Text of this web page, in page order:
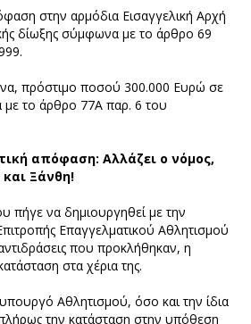
στην αρμόδια Εισαγγελική Αρχή
δίωξης σύμφωνα με το άρθρο 69
πρόστιμο ποσού 300.000 Ευρώ σε
το άρθρο 77Α παρ. 6 του
απόφαση: Αλλάζει ο νόμος,
Ξάνθη!
πήγε να δημιουργηθεί με την
Επαγγελματικού Αθλητισμού
που προκλήθηκαν, η
στα χέρια της.
Αθλητισμού, όσο και την ίδια
την κατάσταση στην υπόθεση